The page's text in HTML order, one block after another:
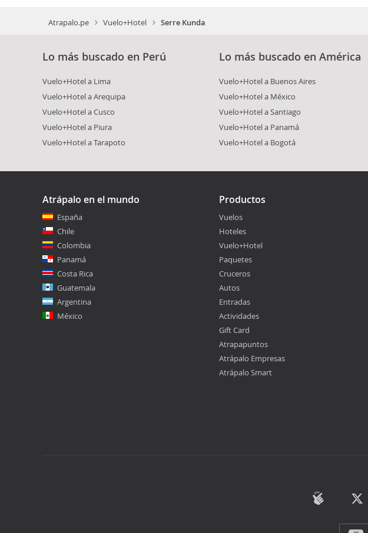
Atrapalo.pe Vuelo+Hotel Serre Kunda
Lo más buscado en Perú
Vuelo+Hotel a Lima
Vuelo+Hotel a Arequipa
Vuelo+Hotel a Cusco
Vuelo+Hotel a Piura
Vuelo+Hotel a Tarapoto
Lo más buscado en América
Vuelo+Hotel a Buenos Aires
Vuelo+Hotel a México
Vuelo+Hotel a Santiago
Vuelo+Hotel a Panamá
Vuelo+Hotel a Bogotá
Atrápalo en el mundo
España
Chile
Colombia
Panamá
Costa Rica
Guatemala
Argentina
México
Productos
Vuelos
Hoteles
Vuelo+Hotel
Paquetes
Cruceros
Autos
Entradas
Actividades
Gift Card
Atrapapuntos
Atrápalo Empresas
Atrápalo Smart